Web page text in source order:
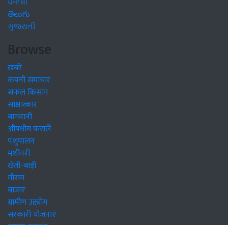
తెలుగు
ગુજરાતી
Browse
खबरें
कंपनी समाचार
सफल किसान
साक्षात्कार
बागवानी
औषधीय फसलें
पशुपालन
मशीनरी
खेती-बाड़ी
मौसम
बाजार
ग्रामीण उद्द्योग
सरकारी योजनाएं